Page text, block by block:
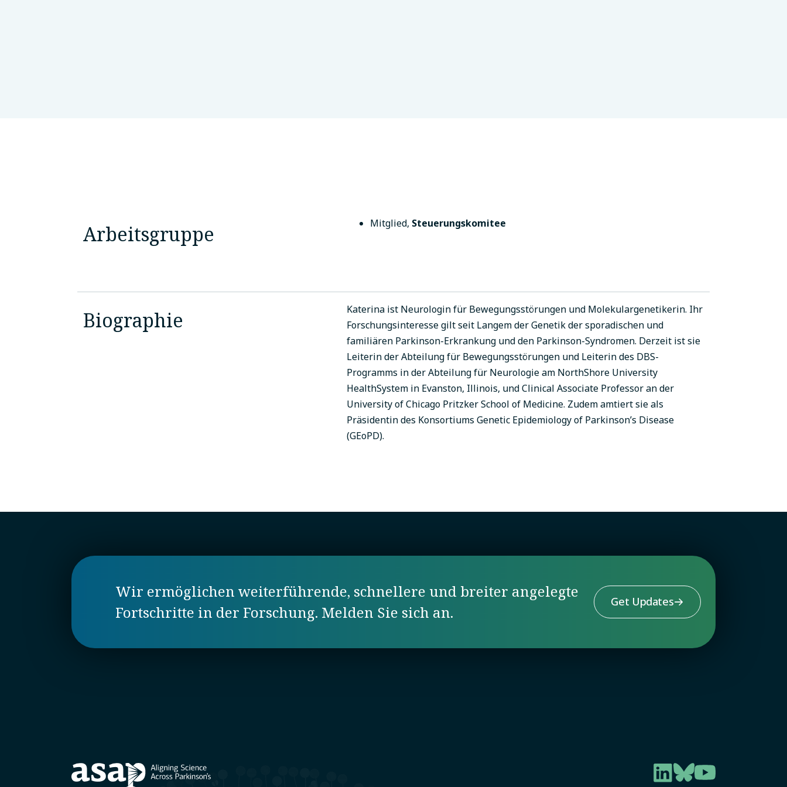
Arbeitsgruppe Mitglied, Steuerungskomitee
Biographie
Katerina ist Neurologin für Bewegungsstörungen und Molekulargenetikerin. Ihr
Forschungsinteresse gilt seit Langem der Genetik der sporadischen und
familiären Parkinson-Erkrankung und den Parkinson-Syndromen. Derzeit ist sie
Leiterin der Abteilung für Bewegungsstörungen und Leiterin des DBS-
Programms in der Abteilung für Neurologie am NorthShore University
HealthSystem in Evanston, Illinois, und Clinical Associate Professor an der
University of Chicago Pritzker School of Medicine. Zudem amtiert sie als
Präsidentin des Konsortiums Genetic Epidemiology of Parkinson’s Disease
(GEoPD).
Wir ermöglichen weiterführende, schnellere und breiter angelegte
Fortschritte in der Forschung. Melden Sie sich an.
Get Updates